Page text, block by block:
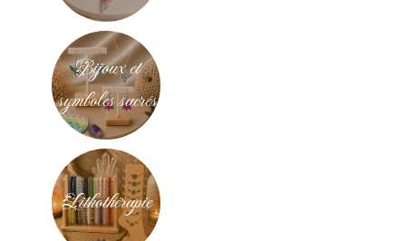
Bijoux et
symboles sacrés
Lithothérapie